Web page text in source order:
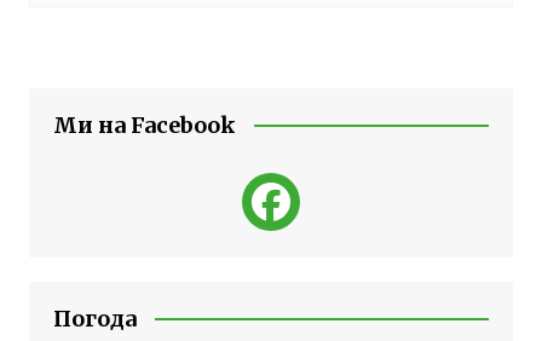
Ми на Facebook
Погода